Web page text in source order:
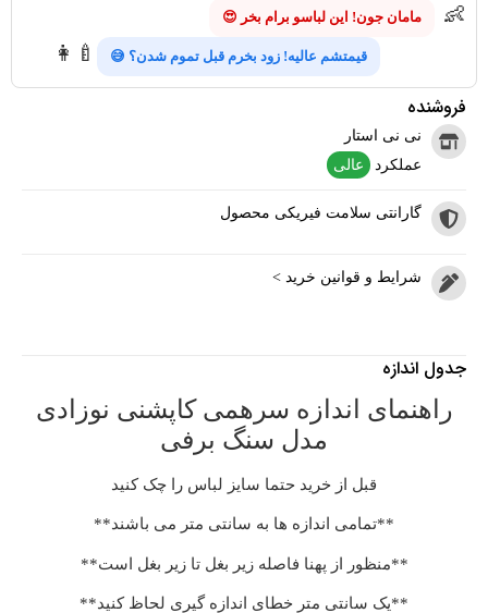
فروشنده
نی نی استار
عملکرد
عالی
گارانتی سلامت فیریکی محصول
شرایط و قوانین خرید >
👶 مامان جون! این لباسو برام بخر 😍
👩‍🍼 قیمتشم عالیه! زود بخرم قبل تموم شدن؟ 😅
جدول اندازه
راهنمای اندازه سرهمی کاپشنی نوزادی
مدل سنگ برفی
قبل از خرید حتما سایز لباس را چک کنید
**تمامی اندازه ها به سانتی متر می باشند**
**منظور از پهنا فاصله زیر بغل تا زیر بغل است**
**یک سانتی متر خطای اندازه گیری لحاظ کنید**